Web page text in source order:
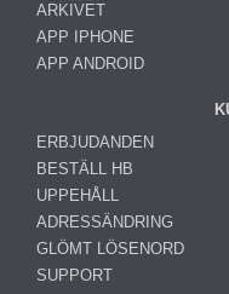
ARKIVET
APP IPHONE
APP ANDROID
ERBJUDANDEN
BESTÄLL HB
UPPEHÅLL
ADRESSÄNDRING
GLÖMT LÖSENORD
SUPPORT